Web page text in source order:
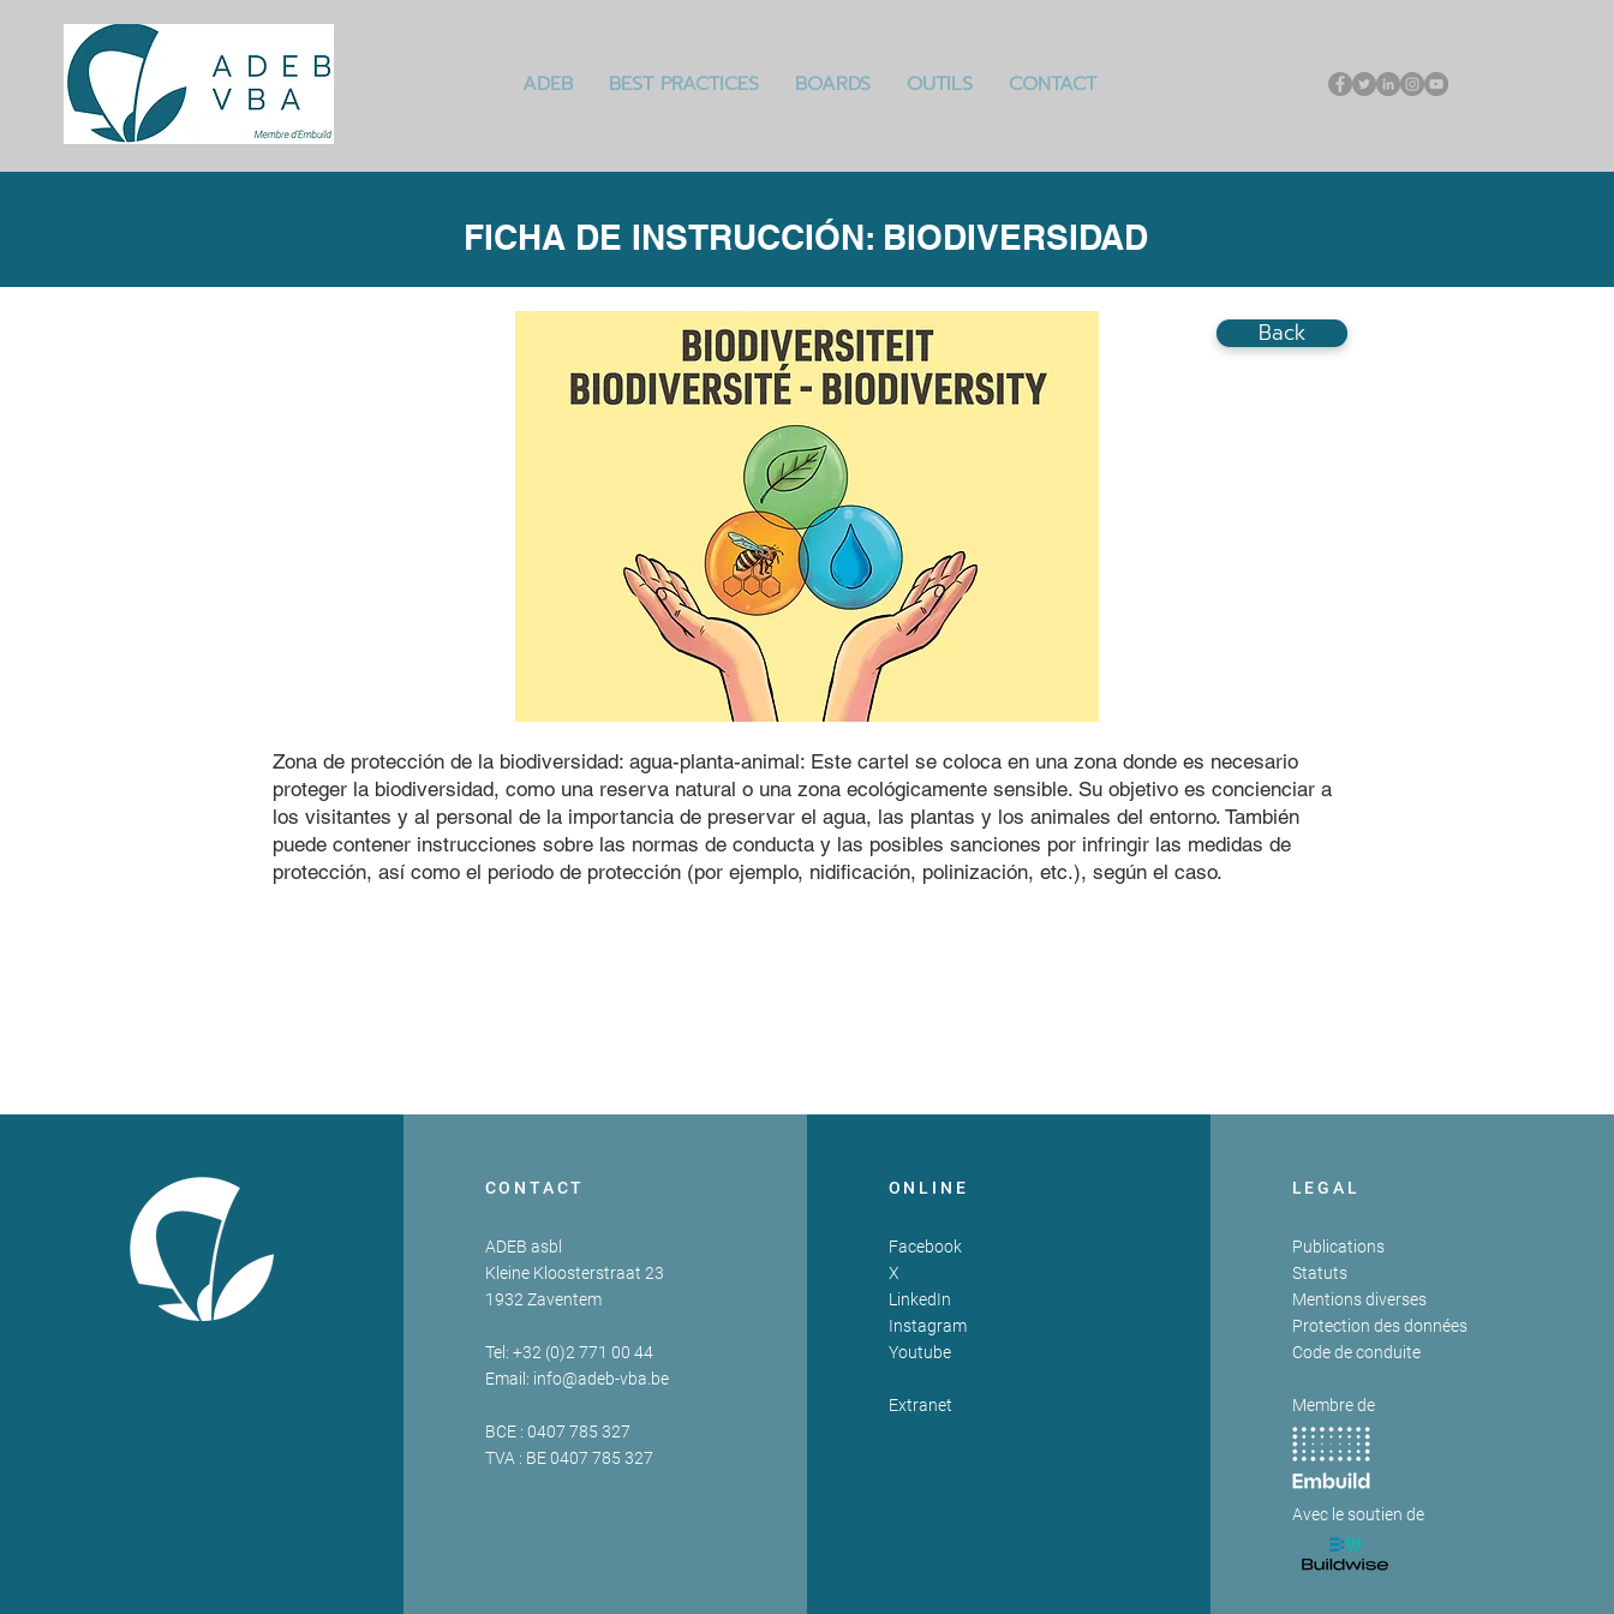
ADEB BEST PRACTICES BOARDS OUTILS CONTACT
FICHA DE INSTRUCCIÓN: BIODIVERSIDAD
Back
Zona de protección de la biodiversidad: agua-planta-animal: Este cartel se coloca en una zona donde es necesario
proteger la biodiversidad, como una reserva natural o una zona ecológicamente sensible. Su objetivo es concienciar a
los visitantes y al personal de la importancia de preservar el agua, las plantas y los animales del entorno. También
puede contener instrucciones sobre las normas de conducta y las posibles sanciones por infringir las medidas de
protección, así como el periodo de protección (por ejemplo, nidificación, polinización, etc.), según el caso.
CONTACT
ADEB asbl
Kleine Kloosterstraat 23
1932 Zaventem
Tel: +32 (0)2 771 00 44
Email: info@adeb-vba.be
BCE : 0407 785 327
TVA : BE 0407 785 327
ONLINE
Facebook
X
LinkedIn
Instagram
Youtube
Extranet
LEGAL
Publications
Statuts
Mentions diverses
Protection des données
Code de conduite
Membre de
Avec le soutien de